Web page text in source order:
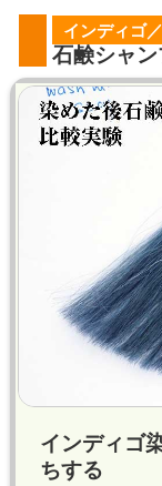
インディゴ
石鹸シャ
インディゴ
ちする